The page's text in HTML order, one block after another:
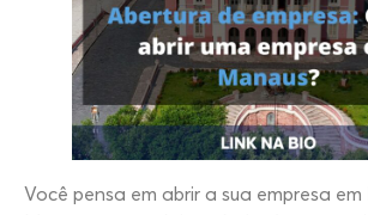
Você pensa em abrir a sua empresa em